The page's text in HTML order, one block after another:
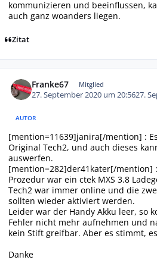
kommunizieren und beeinflussen,
auch ganz woanders liegen.
Zitat
Franke67 Mitglied
27. September 2020 um 20:5627.
AUTOR
[mention=11639]janira[/mention] :
Original Tech2, und auch dieses
auswerfen.
[mention=282]der41kater[/mention]
Prozedur war ein ctek MXS 3.8
Tech2 war immer online und die
sollten wieder aktiviert werden.
Leider war der Handy Akku leer, so
Fehler nicht mehr aufnehmen und
kein Stift greifbar. Aber es stimmt,
Danke